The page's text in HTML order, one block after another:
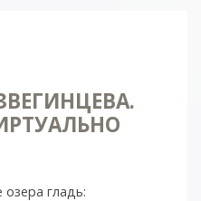
гладь: